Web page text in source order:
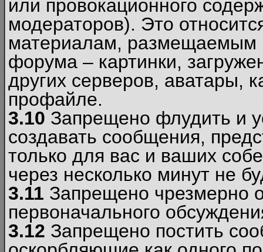
или провокационного
модераторов). Это
материалам, размещаемым
форума – картинки,
других серверов, аватары,
профайле.
3.10 Запрещено флудить и
создавать сообщения,
только для вас и ваших
через несколько минут не
3.11 Запрещено чрезмерно
первоначального
3.12 Запрещено постить